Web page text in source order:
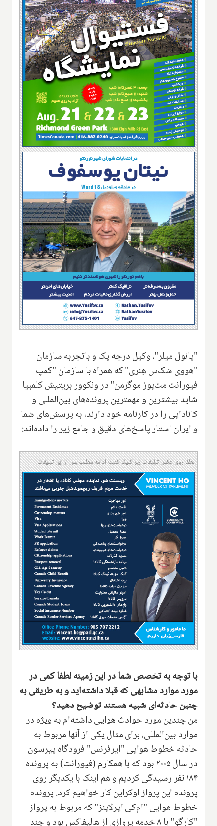
"پائول میلر"، وکیل درجه یک و باتجربه سازمان
"هووی سَک‌س هِنری" که همراه با سازمان "کمپ
فیورانت مت‌یوز موگرمن" در ونکوور بریتیش کلمبیا
شاید بیشترین و مهمترین پرونده‌های بین‌المللی و
کانادایی را در کارنامه خود دارند، به پرسش‌های شما
و ایران استار پاسخ‌های دقیق و جامع زیر را داده‌اند:
لطفا روی عکس تبلیغات زیر کلیک کنید؛ ادامه مطلب پس از این تبلیغات
با توجه به تخصص شما در این زمینه لطفا کمی در
مورد موارد مشابهی که قبلا داشته‌اید و به طریقی به
چنین حادثه‌ای شبیه هستند توضیح دهید؟
من چندین مورد حوادث هوایی داشته‌ام به ویژه در
موارد بین‌المللی، برای مثال یکی از آنها مربوط به
حادثه خطوط هوایی "ایرفرنس" فرودگاه پیرسون
در سال ۲۰۰۵ بود که با همکارم (فیورانت) به پرونده
۱۸۴ نفر رسیدگی کردیم و هم اینک با یکدیگر روی
پرونده این پرواز اوکراین کار خواهیم کرد. پرونده
خطوط هوایی "ام‌کی ایرلاینز" که مربوط به پرواز
"کارگو" با ۸ خدمه پروازی از هالیفاکس بود و چند